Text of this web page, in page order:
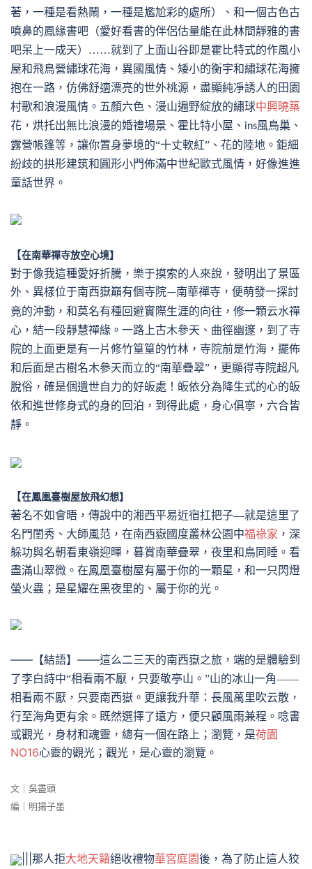
著，一種是看熱鬧，一種是尷尬彩的處所）、和一個古色古
噴鼻的鳳緣書吧（愛好看書的伴侶估量能在此林間靜雅的書
吧呆上一成天） ……就到了上面山谷即是霍比特式的作風小
屋和飛鳥營繡球花海，異國風情、矮小的衡宇和繡球花海擁
抱在一路，仿佛舒適漂亮的世外桃源，盡顯純凈誘人的田園
村歌和浪漫風情。五顏六色、漫山遍野綻放的繡球中興曉築
花，烘托出無比浪漫的婚禮場景、霍比特小屋、 ins風鳥巢、
露營帳篷等，讓你置身夢境的“十丈軟紅”、花的陸地。鉅細
紛歧的拱形建筑和圓形小門佈滿中世紀歐式風情，好像進進
童話世界。
【在南華禪寺放空心境】
對于像我這種愛好折騰，樂于摸索的人來說，發明出了景區
外、異樣位于南西嶽巔有個寺院—南華禪寺，便萌發一探討
竟的沖動，和莫名有種回避實際生涯的向往，修一顆云水禪
心，結一段靜慧禪緣。一路上古木參天、曲徑幽邃，到了寺
院的上面更是有一片修竹篁篁的竹林，寺院前是竹海，擺佈
和后面是古樹名木參天而立的“南華疊翠”，更顯得寺院超凡
脫俗，確是個遺世自力的好皈處！皈依分為降生式的心的皈
依和進世修身式的身的回泊，到得此處，身心俱寧，六合皆
靜。
【在鳳凰臺樹屋放飛幻想】
著名不如會晤， 傳說中的湘西平易近宿扛把子—就是這里了
名門閨秀、大師風范，在南西嶽國度叢林公園中福祿家 ，深
躲功與名朝看東嶺迎暉，暮賞南華疊翠，夜里和鳥同睡。看
盡滿山翠微。在鳳凰臺樹屋有屬于你的一顆星，和一只閃燈
螢火蟲；是星耀在黑夜里的、屬于你的光。
——【結語】——這么二三天的南西嶽之旅，端的是體驗到
了李白詩中“相看兩不厭，只要敬亭山。”山的冰山一角——
相看兩不厭，只要南西嶽。 更讓我升華：長風萬里吹云散，
行至海角更有余。既然選擇了遠方，便只顧風雨兼程。唸書
或觀光，身材和魂靈，總有一個在路上；瀏覽，是荷園
NO16心靈的觀光；觀光，是心靈的瀏覽。
文｜吳盡頭
編｜明揚子墨
|||那人拒大地天籟絕收禮物華宮庭園後，為了防止這人狡